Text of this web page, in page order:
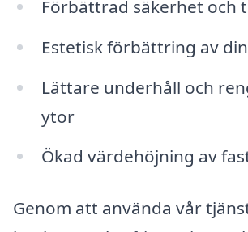
Förbättrad säkerhet och
Estetisk förbättring av
Lättare underhåll och
ytor
Ökad värdehöjning av
Genom att använda vår